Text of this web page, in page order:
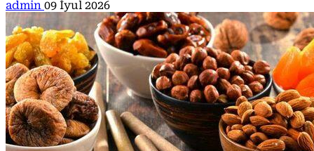
admin 09 İyul 2026